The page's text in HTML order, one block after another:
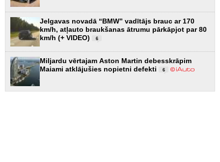
Jelgavas novadā “BMW” vadītājs brauc ar 170
km/h, atļauto braukšanas ātrumu pārkāpjot par 80
km/h (+ VIDEO)
6
Miljardu vērtajam Aston Martin debesskrāpim
Maiami atklājušies nopietni defekti
6